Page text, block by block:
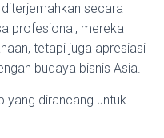
secara
profesional, mereka
tetapi juga apresiasi
budaya bisnis Asia.
yang dirancang untuk